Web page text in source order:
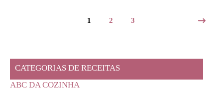
1 2 3
CATEGORIAS DE RECEITAS
ABC DA COZINHA